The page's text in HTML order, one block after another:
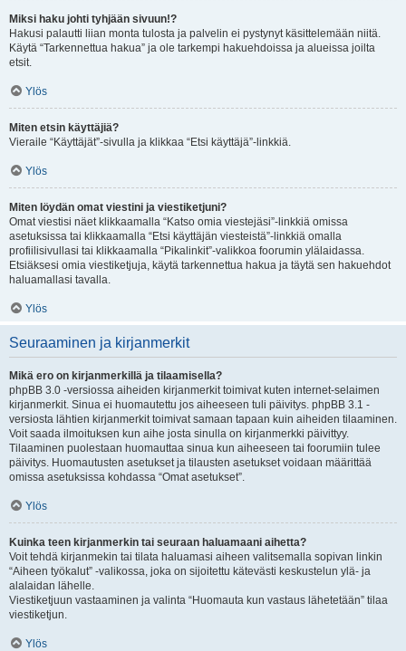
Miksi haku johti tyhjään sivuun!?
Hakusi palautti liian monta tulosta ja palvelin ei pystynyt käsittelemään niitä.
Käytä “Tarkennettua hakua” ja ole tarkempi hakuehdoissa ja alueissa joilta
etsit.
Ylös
Miten etsin käyttäjiä?
Vieraile “Käyttäjät”-sivulla ja klikkaa “Etsi käyttäjä”-linkkiä.
Ylös
Miten löydän omat viestini ja viestiketjuni?
Omat viestisi näet klikkaamalla “Katso omia viestejäsi”-linkkiä omissa
asetuksissa tai klikkaamalla “Etsi käyttäjän viesteistä”-linkkiä omalla
profiilisivullasi tai klikkaamalla “Pikalinkit”-valikkoa foorumin ylälaidassa.
Etsiäksesi omia viestiketjuja, käytä tarkennettua hakua ja täytä sen hakuehdot
haluamallasi tavalla.
Ylös
Seuraaminen ja kirjanmerkit
Mikä ero on kirjanmerkillä ja tilaamisella?
phpBB 3.0 -versiossa aiheiden kirjanmerkit toimivat kuten internet-selaimen
kirjanmerkit. Sinua ei huomautettu jos aiheeseen tuli päivitys. phpBB 3.1 -
versiosta lähtien kirjanmerkit toimivat samaan tapaan kuin aiheiden tilaaminen.
Voit saada ilmoituksen kun aihe josta sinulla on kirjanmerkki päivittyy.
Tilaaminen puolestaan huomauttaa sinua kun aiheeseen tai foorumiin tulee
päivitys. Huomautusten asetukset ja tilausten asetukset voidaan määrittää
omissa asetuksissa kohdassa “Omat asetukset”.
Ylös
Kuinka teen kirjanmerkin tai seuraan haluamaani aihetta?
Voit tehdä kirjanmekin tai tilata haluamasi aiheen valitsemalla sopivan linkin
“Aiheen työkalut” -valikossa, joka on sijoitettu kätevästi keskustelun ylä- ja
alalaidan lähelle.
Viestiketjuun vastaaminen ja valinta “Huomauta kun vastaus lähetetään” tilaa
viestiketjun.
Ylös